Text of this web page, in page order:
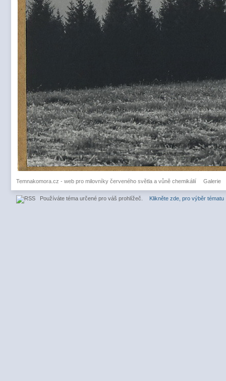
Temnakomora.cz - web pro milovníky červeného světla a vůně chemikálií Galerie
Používáte téma určené pro váš prohlížeč. Klikněte zde, pro výběr tématu